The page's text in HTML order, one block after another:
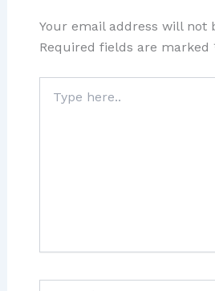
Your email address will not
Required fields are marked
here..